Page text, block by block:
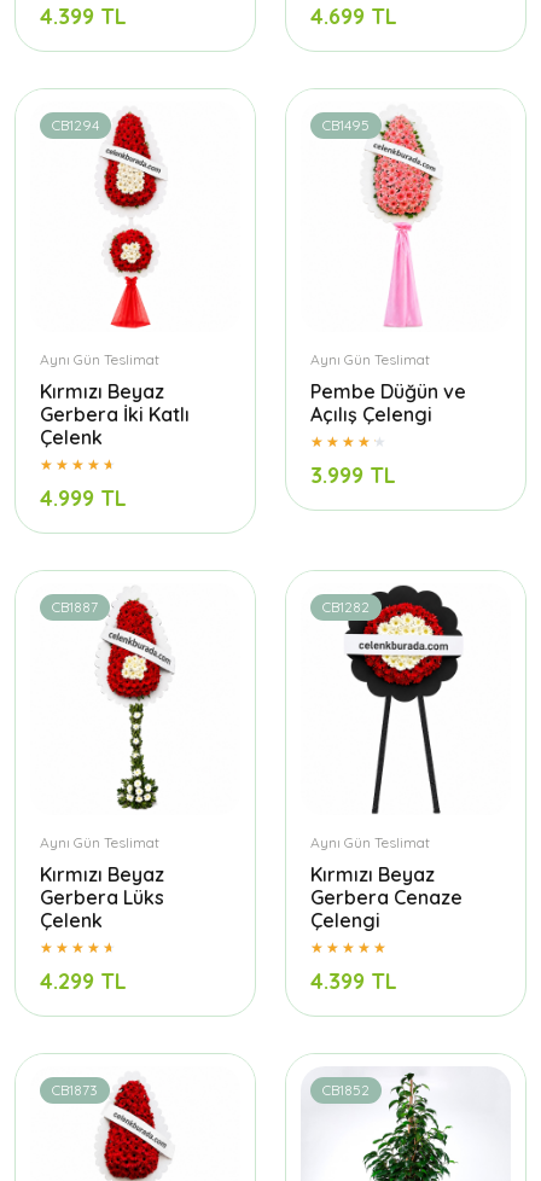
4.399 TL 4.699 TL
CB1294
Aynı Gün Teslimat
Kırmızı Beyaz
Gerbera İki Katlı
Çelenk
4.999 TL
CB1495
Aynı Gün Teslimat
Pembe Düğün ve
Açılış Çelengi
3.999 TL
CB1887
Aynı Gün Teslimat
Kırmızı Beyaz
Gerbera Lüks
Çelenk
4.299 TL
CB1282
Aynı Gün Teslimat
Kırmızı Beyaz
Gerbera Cenaze
Çelengi
4.399 TL
CB1873 CB1852